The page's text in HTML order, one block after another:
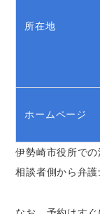
所在地
ホームページ
伊勢崎市役所での
相談者側から弁護